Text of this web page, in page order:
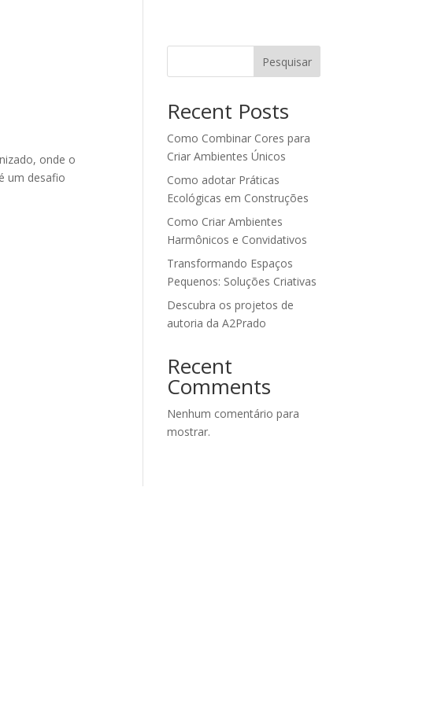
onde o
um desafio
Pesquisar
Recent Posts
Como Combinar Cores para
Criar Ambientes Únicos
Como adotar Práticas
Ecológicas em Construções
Como Criar Ambientes
Harmônicos e Convidativos
Transformando Espaços
Pequenos: Soluções Criativas
Descubra os projetos de
autoria da A2Prado
Recent
Comments
Nenhum comentário para
mostrar.